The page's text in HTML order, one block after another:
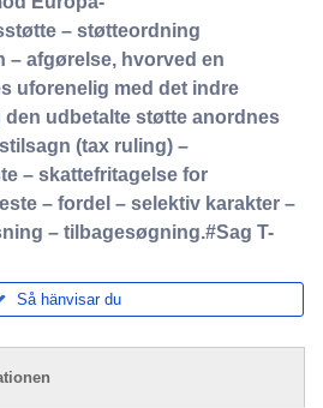
– støtteordning
– afgørelse, hvorved en
uforenelig med det indre
udbetalte støtte anordnes
(tax ruling) –
– skattefritagelse for
– fordel – selektiv karakter –
– tilbagesøgning.#Sag T-
Så hänvisar du